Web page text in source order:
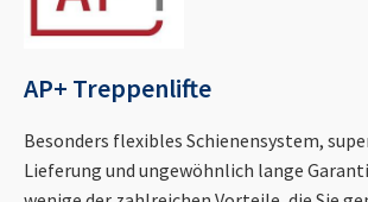
AP+ Treppenlifte
Besonders flexibles Schienensystem,
Lieferung und ungewöhnlich lange